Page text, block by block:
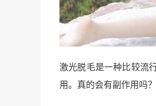
激光脱毛是一种比较流
用。真的会有副作用吗？